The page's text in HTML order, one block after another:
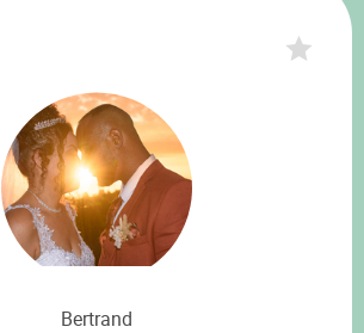
Bertrand